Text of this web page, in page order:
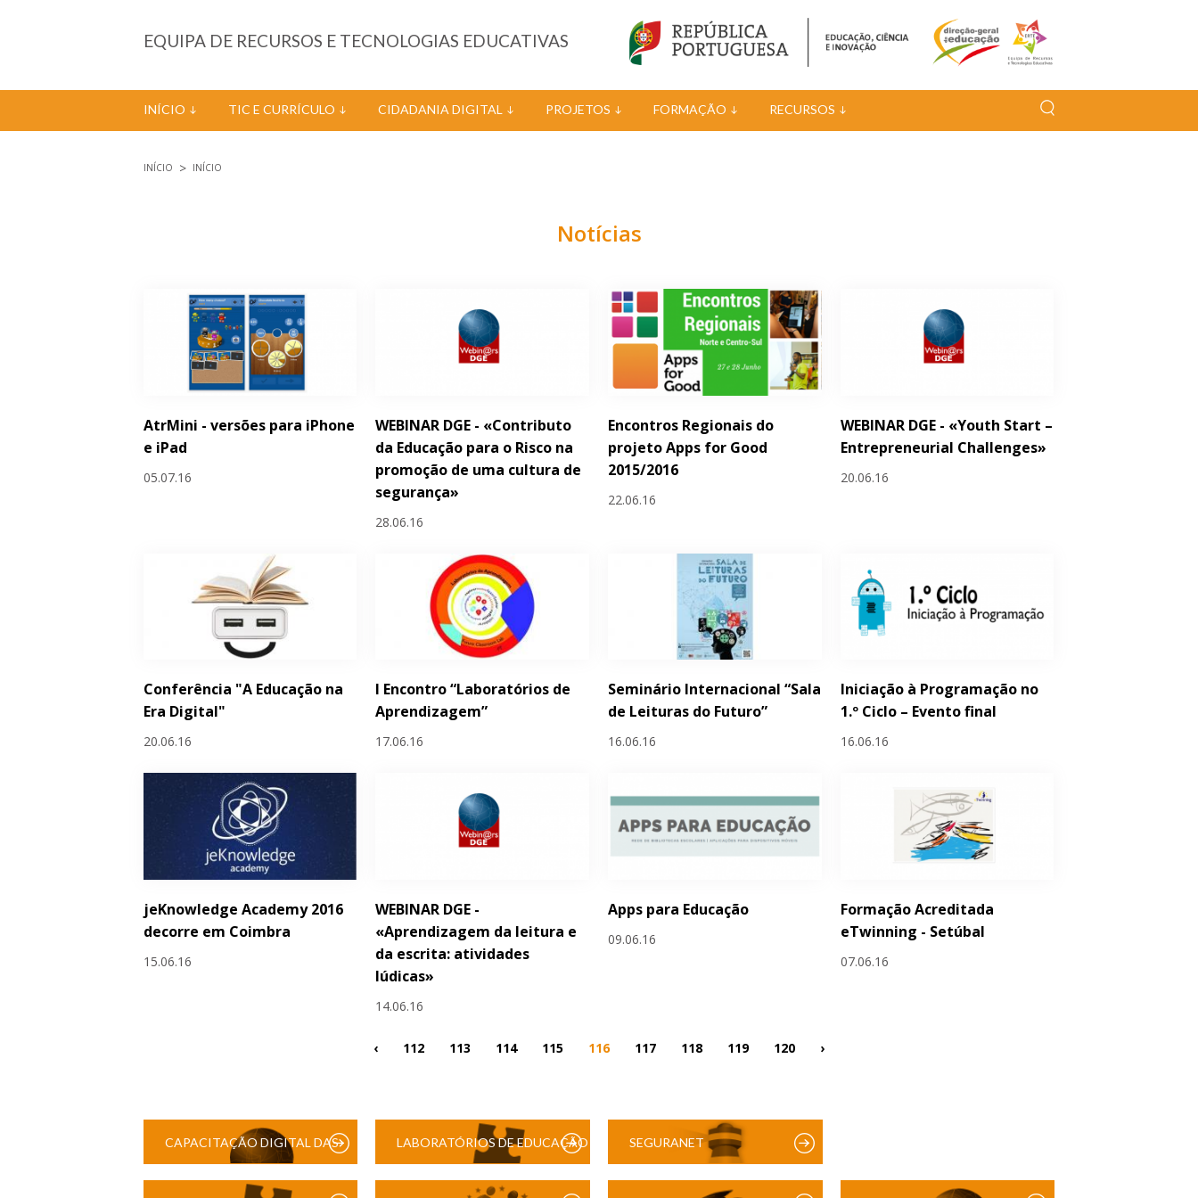
EQUIPA DE RECURSOS E TECNOLOGIAS EDUCATIVAS
INÍCIO TIC E CURRÍCULO CIDADANIA DIGITAL PROJETOS FORMAÇÃO RECURSOS
INÍCIO INÍCIO
Notícias
AtrMini - versões para iPhone
e iPad
05.07.16
WEBINAR DGE - «Contributo
da Educação para o Risco na
promoção de uma cultura de
segurança»
28.06.16
Encontros Regionais do
projeto Apps for Good
2015/2016
22.06.16
WEBINAR DGE - «Youth Start –
Entrepreneurial Challenges»
20.06.16
Conferência "A Educação na
Era Digital"
20.06.16
I Encontro “Laboratórios de
Aprendizagem”
17.06.16
Seminário Internacional “Sala
de Leituras do Futuro”
16.06.16
Iniciação à Programação no
1.º Ciclo – Evento final
16.06.16
jeKnowledge Academy 2016
decorre em Coimbra
15.06.16
WEBINAR DGE -
«Aprendizagem da leitura e
da escrita: atividades
lúdicas»
14.06.16
Apps para Educação
09.06.16
Formação Acreditada
eTwinning - Setúbal
07.06.16
Páginas
‹ 112 113 114 115 116 117 118 119 120 ›
CAPACITAÇÃO DIGITAL DAS LABORATÓRIOS DE EDUCAÇÃO SEGURANET